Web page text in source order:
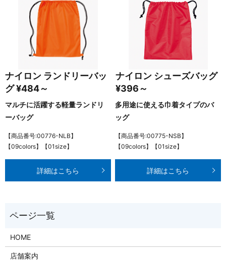
ナイロン ランドリーバッ
グ ¥484～
マルチに活躍する軽量ランドリ
ーバッグ
【商品番号:00776-NLB】
【09colors】【01size】
詳細はこちら
ナイロン シューズバッグ
¥396～
多用途に使える巾着タイプのバ
ッグ
【商品番号:00775-NSB】
【09colors】【01size】
詳細はこちら
HOME
店舗案内